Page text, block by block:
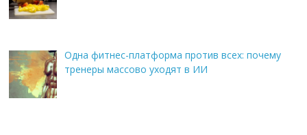
Одна фитнес-платформа против всех: почему
тренеры массово уходят в ИИ